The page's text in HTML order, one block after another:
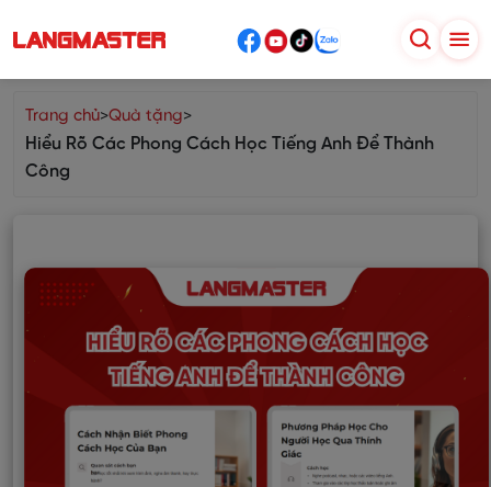
Trang chủ>Quà tặng>
Hiểu Rõ Các Phong Cách Học Tiếng Anh Để Thành
Công